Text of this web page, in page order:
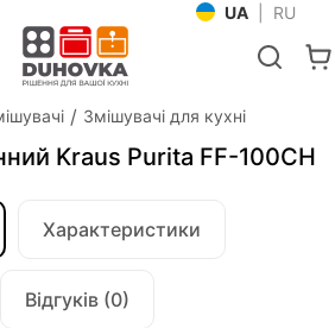
UA RU
Змішувачі для кухні
Kraus Purita FF-100CH
Характеристики
Відгуків (0)